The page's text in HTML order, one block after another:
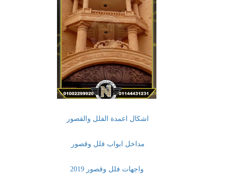
اشكال اعمدة الفلل والقصور
مداخل ابواب فلل وقصور
واجهات فلل وقصور 2019